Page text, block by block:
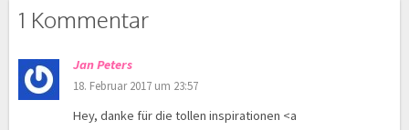
1 Kommentar
Jan Peters
18. Februar 2017 um 23:57
Hey, danke für die tollen inspirationen <a